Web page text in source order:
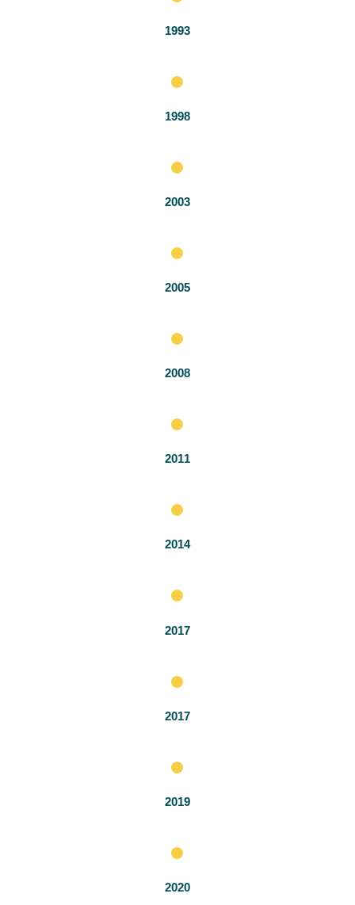
1993
1998
2003
2005
2008
2011
2014
2017
2017
2019
2020